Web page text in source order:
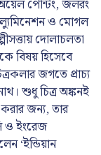
অয়েল পেন্টিং, জলরং
ও মোগল
দোলাচলতা
বিষয় হিসেবে
জগতে প্রাচ্য
শুধু চিত্র অঙ্কনই
জন্য, তার
ও ইংরেজ
‘ইন্ডিয়ান